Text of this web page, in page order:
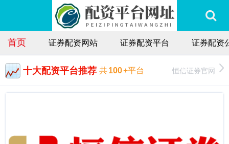
首页 证券配资网站 证券配资平台 证券配资
十大配资平台推荐 共100+平台 恒信证券官网